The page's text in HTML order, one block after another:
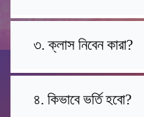
৩. ক্লাস নিবেন কারা?
৪. কিভাবে ভর্তি হবো?